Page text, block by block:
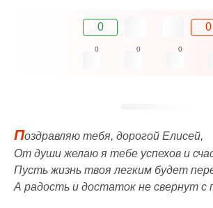
0 0
0 0 0
Поздравляю тебя, дорогой Елисей,
От души желаю я тебе успехов и
Пусть жизнь твоя легким будет
А радость и достаток не свернут с